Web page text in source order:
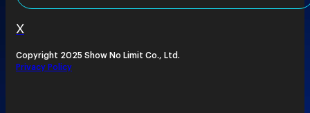
X
Copyright 2025 Show No Limit Co., Ltd.
Privacy Policy